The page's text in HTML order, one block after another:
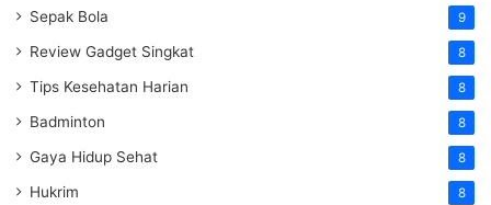
Sepak Bola 9
Review Gadget Singkat 8
Tips Kesehatan Harian 8
Badminton 8
Gaya Hidup Sehat 8
Hukrim 8